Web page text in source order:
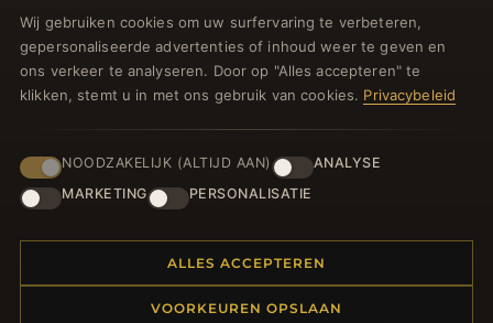
Wij gebruiken cookies om uw surfervaring te verbeteren,
gepersonaliseerde advertenties of inhoud weer te geven en
ons verkeer te analyseren. Door op "Alles accepteren" te
klikken, stemt u in met ons gebruik van cookies. Privacybeleid
NOODZAKELIJK (ALTIJD AAN)
ANALYSE
MARKETING
PERSONALISATIE
ALLES ACCEPTEREN
VOORKEUREN OPSLAAN
Nieuwe producten
Specials
Blog
Inloggen
BETAALMETHODEN
© 2012–2026Bedelsoutlet.nl . Alle rechten